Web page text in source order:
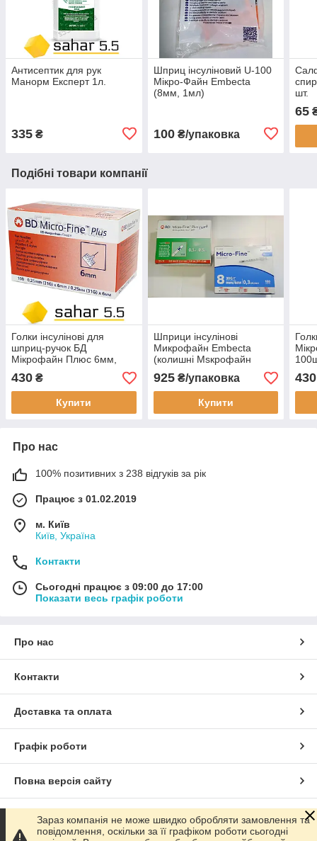
Антисептик для рук
Манорм Експерт 1л.
335 ₴
Шприц інсуліновий U-100
Мікро-Файн Embecta
(8мм, 1мл)
100₴/упаковка
шт.
65
Подібні товари компанії
Голки інсулінові для
шприц-ручок БД
Мікрофайн Плюс 6мм,
100шт. -BD Micro-Fine Plus
430 ₴
Купити
Шприци інсулінові
Микрофайн Embecta
(колишні Мsкрофайн
Демі) 0,3 ml - 100шт.
925₴/упаковка
Купити
430
Про нас
100% позитивних з 238 відгуків за рік
Працює з 01.02.2019
м. Київ
Київ, Україна
Контакти
Сьогодні працює з 09:00 до 17:00
Показати весь графік роботи
Про нас
Контакти
Доставка та оплата
Графік роботи
Повна версія сайту
Сайт створено на маркетплейсіProm.ua
Зараз компанія не може швидко обробляти замовлення та
повідомлення, оскільки за її графіком роботи сьогодні